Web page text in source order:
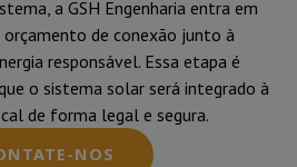
a GSH Engenharia entra em
de conexão junto à
responsável. Essa etapa é
o sistema solar será integrado à
de forma legal e segura.
NOS